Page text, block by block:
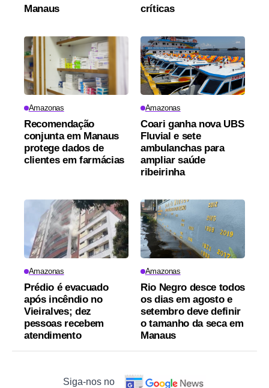
Manaus
críticas
Amazonas
Recomendação
conjunta em Manaus
protege dados de
clientes em farmácias
Amazonas
Coari ganha nova UBS
Fluvial e sete
ambulanchas para
ampliar saúde
ribeirinha
Amazonas
Prédio é evacuado
após incêndio no
Vieiralves; dez
pessoas recebem
atendimento
Amazonas
Rio Negro desce todos
os dias em agosto e
setembro deve definir
o tamanho da seca em
Manaus
Siga-nos no